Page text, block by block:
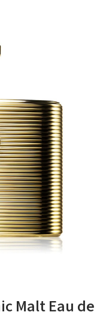
Malt Eau de